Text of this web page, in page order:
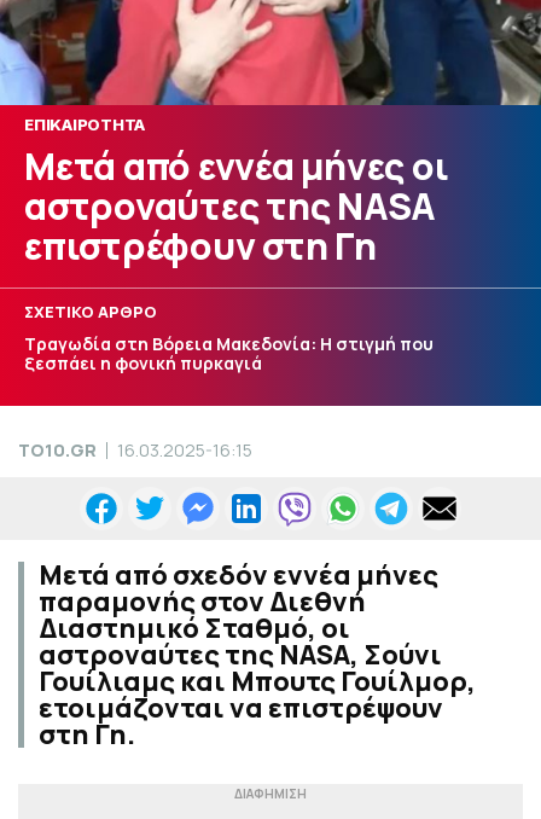
ΕΠΙΚΑΙΡΟΤΗΤΑ
Μετά από εννέα μήνες οι
αστροναύτες της NASA
επιστρέφουν στη Γη
ΣΧΕΤΙΚΟ ΑΡΘΡΟ
Τραγωδία στη Βόρεια Μακεδονία: Η στιγμή που
ξεσπάει η φονική πυρκαγιά
TO10.GR 16.03.2025-16:15
Μετά από σχεδόν εννέα μήνες
παραμονής στον Διεθνή
Διαστημικό Σταθμό, οι
αστροναύτες της NASA, Σούνι
Γουίλιαμς και Μπουτς Γουίλμορ,
ετοιμάζονται να επιστρέψουν
στη Γη.